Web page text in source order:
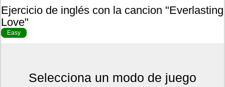
Ejercicio de inglés con la cancion "Everlasting
Love"
Easy
Selecciona un modo de juego